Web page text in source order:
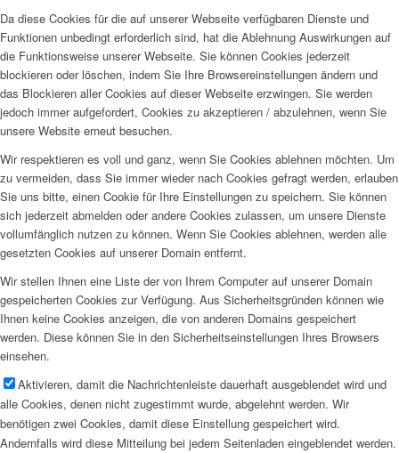
Da diese Cookies für die auf unserer Webseite verfügbaren Dienste und
Funktionen unbedingt erforderlich sind, hat die Ablehnung Auswirkungen auf
die Funktionsweise unserer Webseite. Sie können Cookies jederzeit
blockieren oder löschen, indem Sie Ihre Browsereinstellungen ändern und
das Blockieren aller Cookies auf dieser Webseite erzwingen. Sie werden
jedoch immer aufgefordert, Cookies zu akzeptieren / abzulehnen, wenn Sie
unsere Website erneut besuchen.
Wir respektieren es voll und ganz, wenn Sie Cookies ablehnen möchten. Um
zu vermeiden, dass Sie immer wieder nach Cookies gefragt werden, erlauben
Sie uns bitte, einen Cookie für Ihre Einstellungen zu speichern. Sie können
sich jederzeit abmelden oder andere Cookies zulassen, um unsere Dienste
vollumfänglich nutzen zu können. Wenn Sie Cookies ablehnen, werden alle
gesetzten Cookies auf unserer Domain entfernt.
Wir stellen Ihnen eine Liste der von Ihrem Computer auf unserer Domain
gespeicherten Cookies zur Verfügung. Aus Sicherheitsgründen können wie
Ihnen keine Cookies anzeigen, die von anderen Domains gespeichert
werden. Diese können Sie in den Sicherheitseinstellungen Ihres Browsers
einsehen.
Aktivieren, damit die Nachrichtenleiste dauerhaft ausgeblendet wird und
alle Cookies, denen nicht zugestimmt wurde, abgelehnt werden. Wir
benötigen zwei Cookies, damit diese Einstellung gespeichert wird.
Andernfalls wird diese Mitteilung bei jedem Seitenladen eingeblendet werden.